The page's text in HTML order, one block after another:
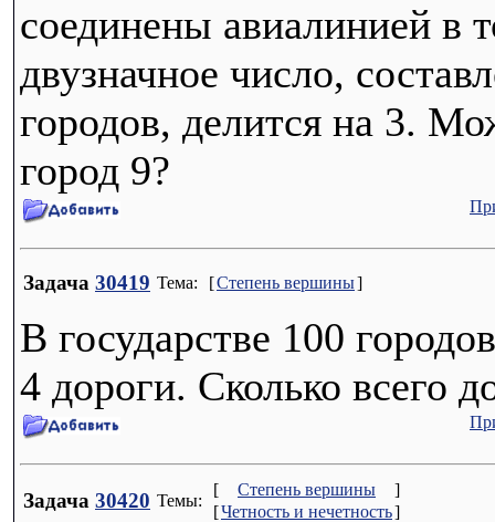
соединены авиалинией в
двузначное число,
городов, делится на 3.
город 9?
Задача 30419 Тема: [Степень вершины]
В государстве 100
4 дороги. Сколько всего
Задача 30420 Темы:
[ Степень вершины
]
[Четность и нечетность]